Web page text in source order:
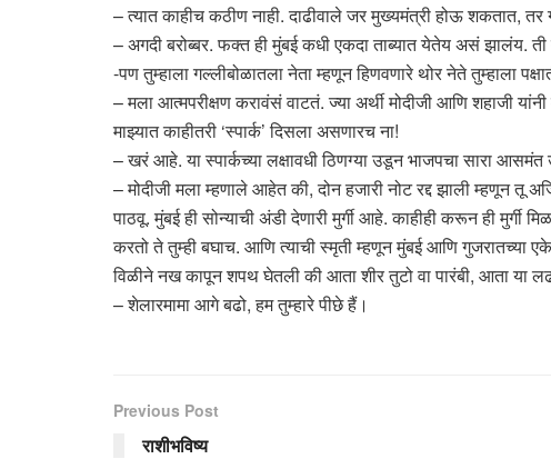
– त्यात काहीच कठीण नाही. दाढीवाले जर मुख्यमंत्री होऊ शकतात, तर
– अगदी बरोब्बर. फक्त ही मुंबई कधी एकदा ताब्यात येतेय असं झालंय. ती
-पण तुम्हाला गल्लीबोळातला नेता म्हणून हिणवणारे थोर नेते तुम्हाला
– मला आत्मपरीक्षण करावंसं वाटतं. ज्या अर्थी मोदीजी आणि शहाजी यांनी
माझ्यात काहीतरी ‘स्पार्क’ दिसला असणारच ना!
– खरं आहे. या स्पार्कच्या लक्षावधी ठिणग्या उडून भाजपचा सारा
– मोदीजी मला म्हणाले आहेत की, दोन हजारी नोट रद्द झाली म्हणून
पाठवू. मुंबई ही सोन्याची अंडी देणारी मुर्गी आहे. काहीही करून ही
करतो ते तुम्ही बघाच. आणि त्याची स्मृती म्हणून मुंबई आणि गुजरातच्या
विळीने नख कापून शपथ घेतली की आता शीर तुटो वा पारंबी, आता या
– शेलारमामा आगे बढो, हम तुम्हारे पीछे हैं।
Previous Post
राशीभविष्य